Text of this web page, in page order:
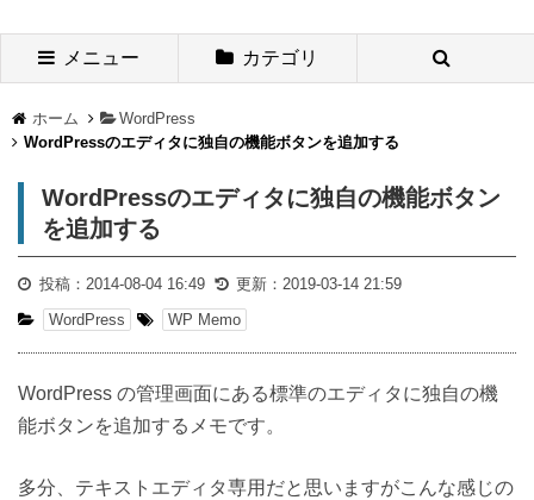
メニュー カテゴリ
ホーム
WordPress
WordPressのエディタに独自の機能ボタンを追加する
WordPressのエディタに独自の機能ボタン
を追加する
投稿： 2014-08-04 16:49 更新： 2019-03-14 21:59
WordPress
WP Memo
WordPress の管理画面にある標準のエディタに独自の機
能ボタンを追加するメモです。
多分、テキストエディタ専用だと思いますがこんな感じの